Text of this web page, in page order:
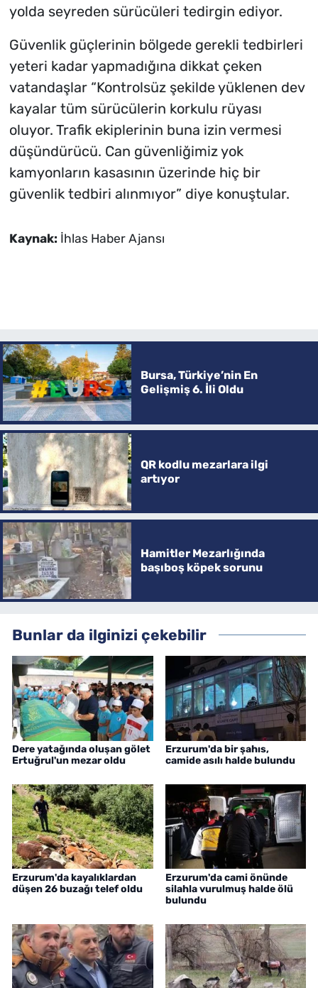
yolda seyreden sürücüleri tedirgin ediyor.
Güvenlik güçlerinin bölgede gerekli tedbirleri
yeteri kadar yapmadığına dikkat çeken
vatandaşlar “Kontrolsüz şekilde yüklenen dev
kayalar tüm sürücülerin korkulu rüyası
oluyor. Trafik ekiplerinin buna izin vermesi
düşündürücü. Can güvenliğimiz yok
kamyonların kasasının üzerinde hiç bir
güvenlik tedbiri alınmıyor” diye konuştular.
Kaynak: İhlas Haber Ajansı
Bursa, Türkiye’nin En
Gelişmiş 6. İli Oldu
QR kodlu mezarlara ilgi
artıyor
Hamitler Mezarlığında
başıboş köpek sorunu
Bunlar da ilginizi çekebilir
Dere yatağında oluşan gölet
Ertuğrul'un mezar oldu
Erzurum'da bir şahıs,
camide asılı halde bulundu
Erzurum'da kayalıklardan
düşen 26 buzağı telef oldu
Erzurum'da cami önünde
silahla vurulmuş halde ölü
bulundu